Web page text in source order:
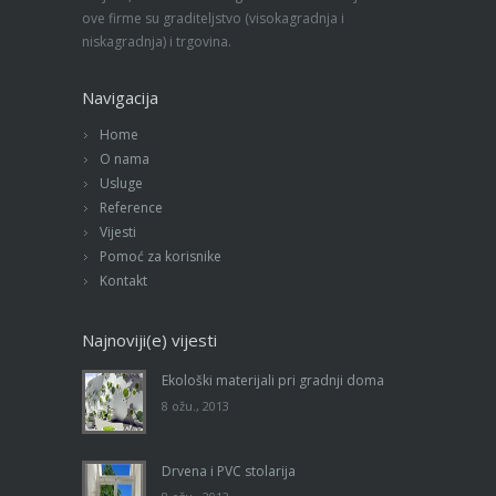
ove firme su graditeljstvo (visokagradnja i
niskagradnja) i trgovina.
Navigacija
Home
O nama
Usluge
Reference
Vijesti
Pomoć za korisnike
Kontakt
Najnoviji(e) vijesti
Ekološki materijali pri gradnji doma
8 ožu., 2013
Drvena i PVC stolarija